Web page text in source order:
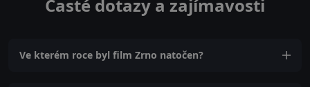
Časté dotazy a zajímavosti
Ve kterém roce byl film Zrno natočen?